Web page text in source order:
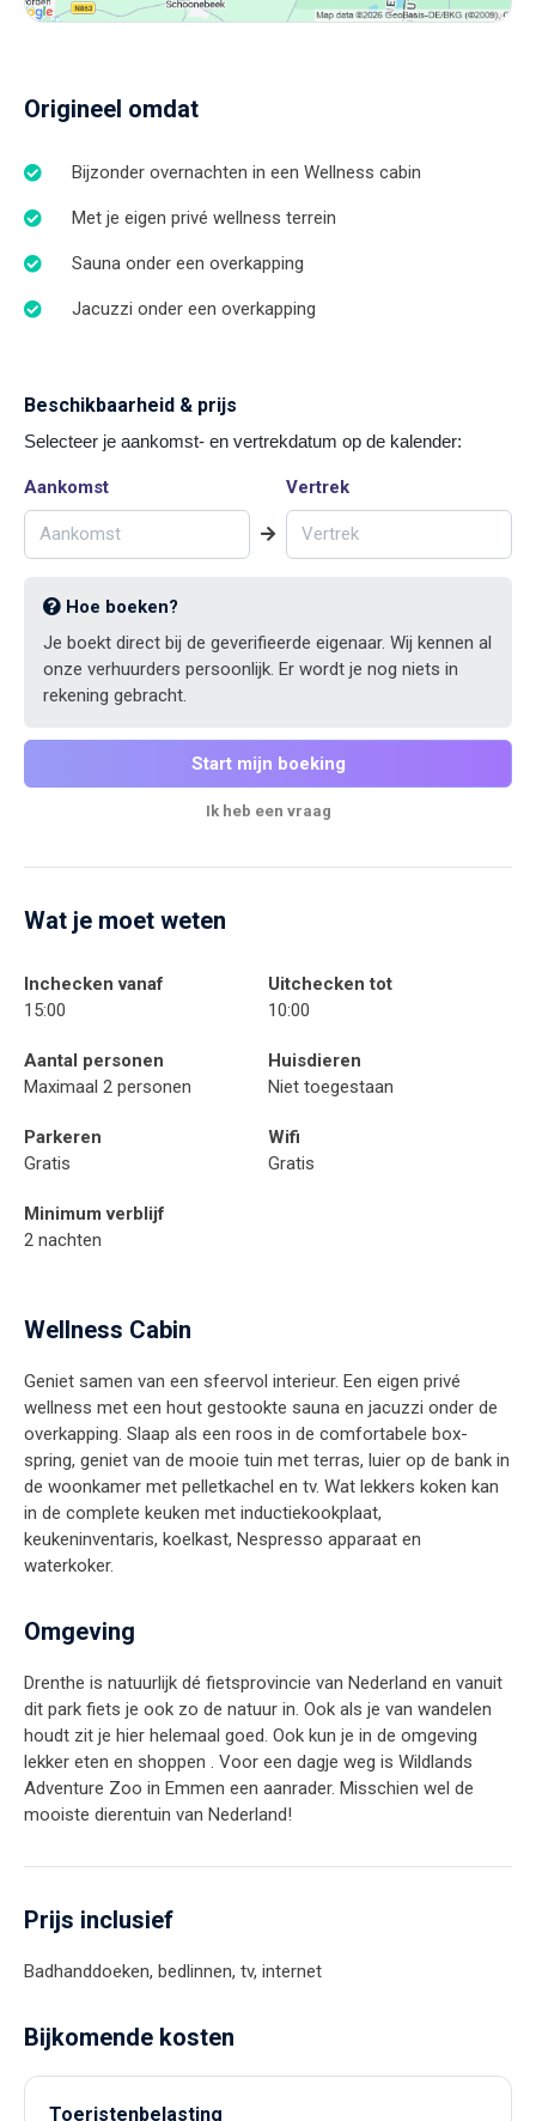
Origineel omdat
Bijzonder overnachten in een Wellness cabin
Met je eigen privé wellness terrein
Sauna onder een overkapping
Jacuzzi onder een overkapping
Beschikbaarheid & prijs
Selecteer je aankomst- en vertrekdatum op de kalender:
Aankomst Vertrek
Hoe boeken?
Je boekt direct bij de geverifieerde eigenaar. Wij kennen al
onze verhuurders persoonlijk. Er wordt je nog niets in
rekening gebracht.
Start mijn boeking
Ik heb een vraag
Wat je moet weten
Inchecken vanaf
15:00
Uitchecken tot
10:00
Aantal personen
Maximaal 2 personen
Huisdieren
Niet toegestaan
Parkeren
Gratis
Wifi
Gratis
Minimum verblijf
2 nachten
Wellness Cabin
Geniet samen van een sfeervol interieur. Een eigen privé
wellness met een hout gestookte sauna en jacuzzi onder de
overkapping. Slaap als een roos in de comfortabele box-
spring, geniet van de mooie tuin met terras, luier op de bank in
de woonkamer met pelletkachel en tv. Wat lekkers koken kan
in de complete keuken met inductiekookplaat,
keukeninventaris, koelkast, Nespresso apparaat en
waterkoker.
Omgeving
Drenthe is natuurlijk dé fietsprovincie van Nederland en vanuit
dit park fiets je ook zo de natuur in. Ook als je van wandelen
houdt zit je hier helemaal goed. Ook kun je in de omgeving
lekker eten en shoppen . Voor een dagje weg is Wildlands
Adventure Zoo in Emmen een aanrader. Misschien wel de
mooiste dierentuin van Nederland!
Prijs inclusief
Badhanddoeken, bedlinnen, tv, internet
Bijkomende kosten
Toeristenbelasting